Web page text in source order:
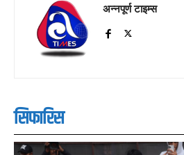
अन्नपूर्ण टाइम्स
सिफारिस